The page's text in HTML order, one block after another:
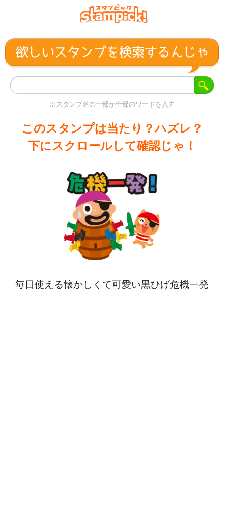
※スタンプ名の一部か全部のワードを入力
このスタンプは当たり？ハズレ？
下にスクロールして確認じゃ！
毎日使える懐かしくて可愛い黒ひげ危機一発